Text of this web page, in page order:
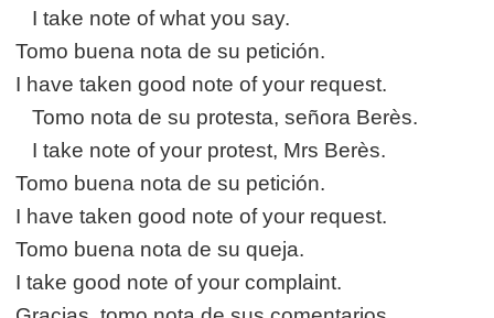
I take note of what you say.
Tomo buena nota de su petición.
I have taken good note of your request.
Tomo nota de su protesta, señora Berès.
I take note of your protest, Mrs Berès.
Tomo buena nota de su petición.
I have taken good note of your request.
Tomo buena nota de su queja.
I take good note of your complaint.